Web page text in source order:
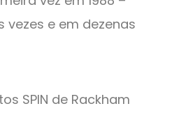
vezes e em dezenas
SPIN de Rackham